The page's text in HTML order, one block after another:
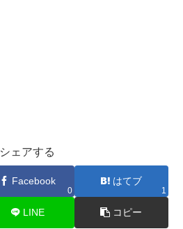
シェアする
Facebook
0
はてブ
1
LINE コピー